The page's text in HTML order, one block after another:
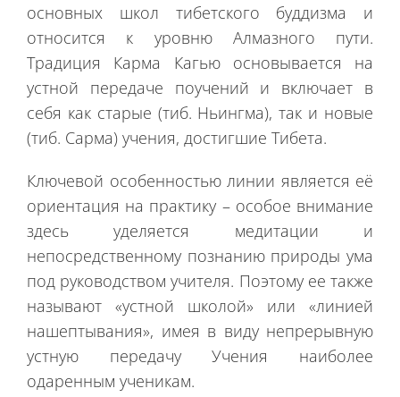
основных школ тибетского буддизма и
относится к уровню Алмазного пути.
Традиция Карма Кагью основывается на
устной передаче поучений и включает в
себя как старые (тиб. Ньингма), так и новые
(тиб. Сарма) учения, достигшие Тибета.
Ключевой особенностью линии является её
ориентация на практику – особое внимание
здесь уделяется медитации и
непосредственному познанию природы ума
под руководством учителя. Поэтому ее также
называют «устной школой» или «линией
нашептывания», имея в виду непрерывную
устную передачу Учения наиболее
одаренным ученикам.